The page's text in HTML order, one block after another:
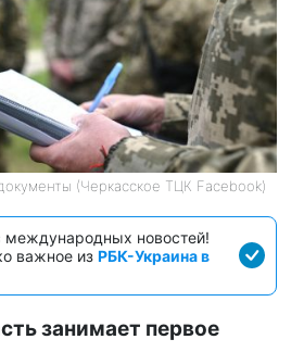
(Черкасское ТЦК Facebook)
международных новостей!
важное из РБК-Украина в
занимает первое